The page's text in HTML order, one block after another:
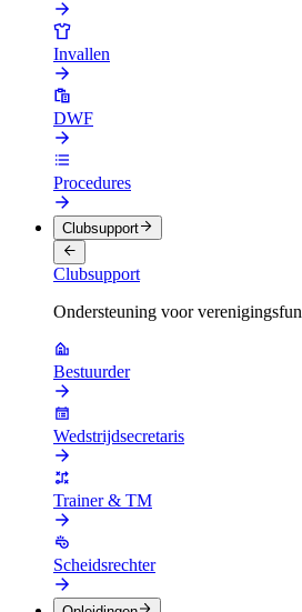
Invallen
DWF
Procedures
Clubsupport
Clubsupport
Ondersteuning voor
Bestuurder
Wedstrijdsecretaris
Trainer & TM
Scheidsrechter